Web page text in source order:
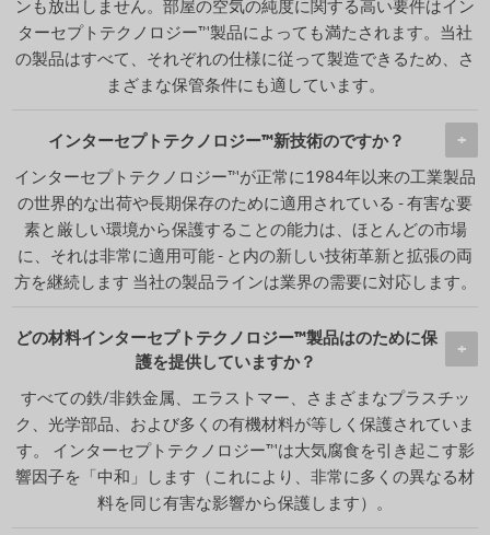
ンも放出しません。部屋の空気の純度に関する高い要件はイン
ターセプトテクノロジー™製品によっても満たされます。当社
の製品はすべて、それぞれの仕様に従って製造できるため、さ
まざまな保管条件にも適しています。
インターセプトテクノロジー™新技術のですか？
インターセプトテクノロジー™が正常に1984年以来の工業製品
の世界的な出荷や長期保存のために適用されている - 有害な要
素と厳しい環境から保護することの能力は、ほとんどの市場
に、それは非常に適用可能 - と内の新しい技術革新と拡張の両
方を継続します 当社の製品ラインは業界の需要に対応します。
どの材料インターセプトテクノロジー™製品はのために保
護を提供していますか？
すべての鉄/非鉄金属、エラストマー、さまざまなプラスチッ
ク、光学部品、および多くの有機材料が等しく保護されていま
す。 インターセプトテクノロジー™は大気腐食を引き起こす影
響因子を「中和」します（これにより、非常に多くの異なる材
料を同じ有害な影響から保護します）。